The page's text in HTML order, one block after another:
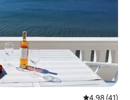
Gemiddelde
4,98 (41)